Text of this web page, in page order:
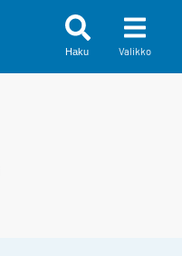
Haku Valikko